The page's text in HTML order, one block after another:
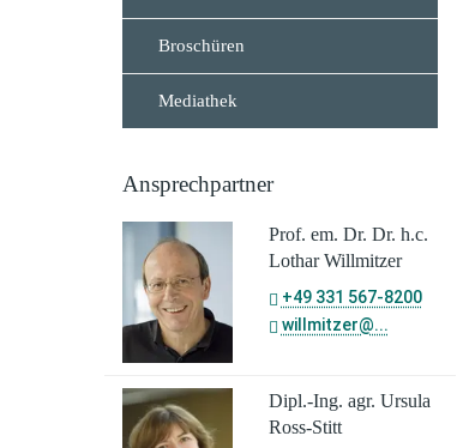
Broschüren
Mediathek
Ansprechpartner
Prof. em. Dr. Dr. h.c.
Lothar Willmitzer
+49 331 567-8200
willmitzer@...
Dipl.-Ing. agr. Ursula
Ross-Stitt